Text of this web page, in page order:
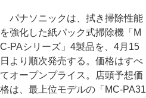
パナソニックは、拭き掃除性能
を強化した紙パック式掃除機「M
C-PAシリーズ」4製品を、4月15
日より順次発売する。価格はすべ
てオープンプライス。店頭予想価
格は、最上位モデルの「MC-PA31